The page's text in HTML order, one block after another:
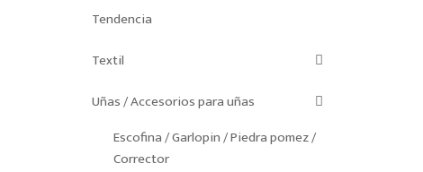
Tendencia
Textil
Uñas / Accesorios para uñas
Escofina / Garlopin / Piedra pomez /
Corrector